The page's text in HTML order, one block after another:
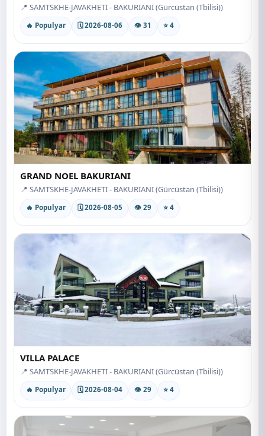
📍 SAMTSKHE-JAVAKHETI - BAKURIANI (Gürcüstan (Tbilisi))
🔥 Populyar 🗓 2026-08-06 👁 31 ⭐ 4
GRAND NOEL BAKURIANI
📍 SAMTSKHE-JAVAKHETI - BAKURIANI (Gürcüstan (Tbilisi))
🔥 Populyar 🗓 2026-08-05 👁 29 ⭐ 4
VILLA PALACE
📍 SAMTSKHE-JAVAKHETI - BAKURIANI (Gürcüstan (Tbilisi))
🔥 Populyar 🗓 2026-08-04 👁 29 ⭐ 4